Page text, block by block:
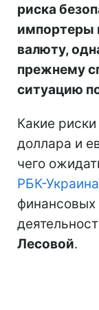
риска
импортеры
валюту,
прежнему
ситуацию
Какие
доллара и
чего
РБК-Украина
финансовых
Лесовой.